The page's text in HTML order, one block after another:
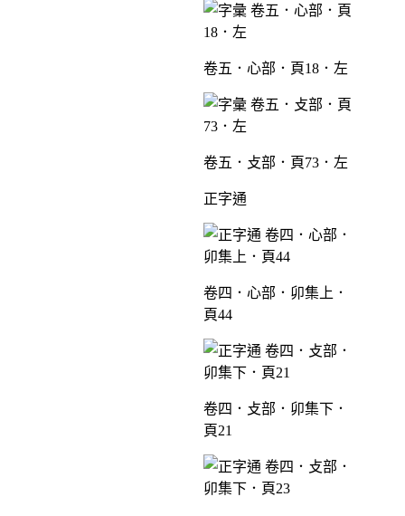
卷五．心部．頁18．左
卷五．攴部．頁73．左
正字通
卷四．心部．卯集上．
頁44
卷四．攴部．卯集下．
頁21